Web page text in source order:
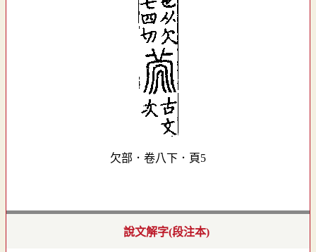
欠部．卷八下．頁5
說文解字(段注本)